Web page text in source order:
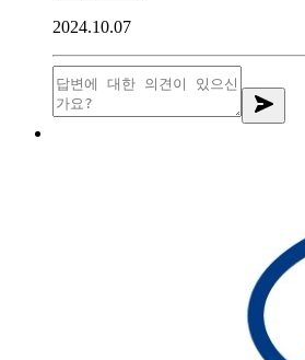
2024.10.07